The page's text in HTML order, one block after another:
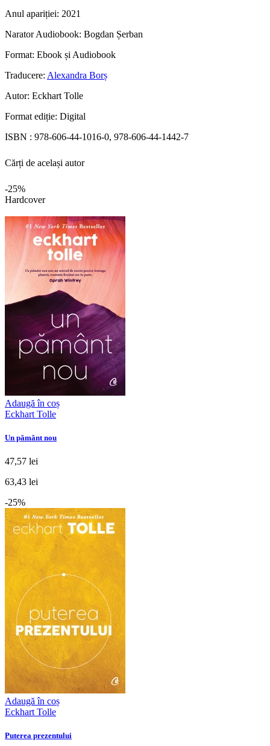
Anul apariției: 2021
Narator Audiobook: Bogdan Șerban
Format: Ebook și Audiobook
Traducere: Alexandra Borș
Autor: Eckhart Tolle
Format ediție: Digital
ISBN : 978-606-44-1016-0, 978-606-44-1442-7
Cărți de același autor
-25%
Hardcover
Adaugă în coș
Eckhart Tolle
Un pământ nou
47,57 lei
63,43 lei
-25%
Adaugă în coș
Eckhart Tolle
Puterea prezentului